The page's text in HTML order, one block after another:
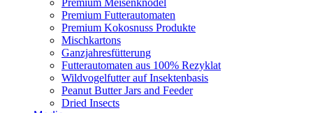
Premium Meisenknödel
Premium Futterautomaten
Premium Kokosnuss Produkte
Mischkartons
Ganzjahresfütterung
Futterautomaten aus 100% Rezyklat
Wildvogelfutter auf Insektenbasis
Peanut Butter Jars and Feeder
Dried Insects